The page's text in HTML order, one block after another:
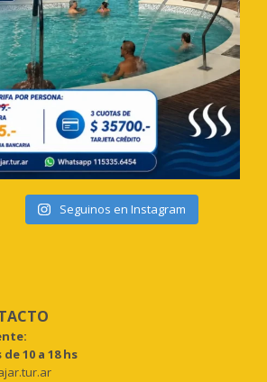
Seguinos en Instagram
10 a 18 hs